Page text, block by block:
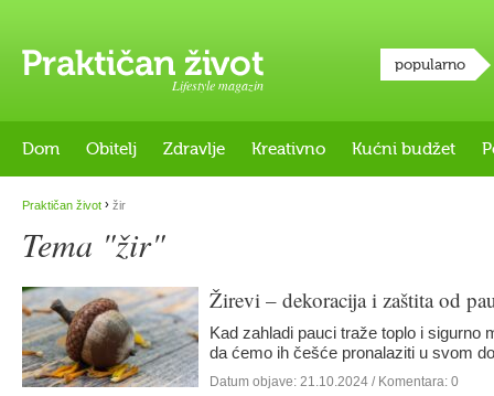
Lifestyle magazin
popularno
Dom Obitelj Zdravlje Kreativno Kućni budžet
Praktičan život › žir
Tema "žir"
Žirevi – dekoracija i zaštita od
Kad zahladi pauci traže toplo i sigurno
da ćemo ih češće pronalaziti u svom
Datum objave: 21.10.2024 / Komentara: 0